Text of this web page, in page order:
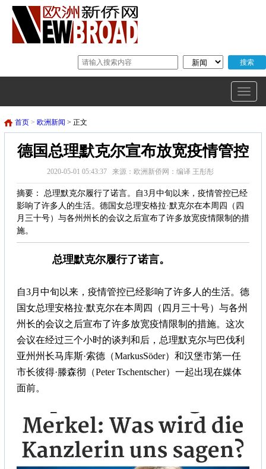
首页 > 欧洲新闻 > 正文
德国总理默克尔宣布放宽疫情管控
2020-05-01 05:43:37 来源：欧洲新侨网：编译 王彤彤
摘要： 总理默克尔履行了诺言。自3月中旬以来，疫情管控已经
影响了许多人的生活。德国女总理安格拉·默克尔在本周四（四
月三十号）与各州州长的会议之后宣布了许多放宽疫情限制的措
施。
总理默克尔履行了诺言。
自3月中旬以来，疫情管控已经影响了许多人的生活。德
国女总理安格拉·默克尔在本周四（四月三十号）与各州
州长的会议之后宣布了许多放宽疫情限制的措施。这次
会议在经过三个小时的谈判和后，总理默克尔与巴伐利
亚州州长马库斯·索德（MarkusSöder）和汉堡市第一任
市长彼得·滕森彻（Peter Tschentscher）一起出现在媒体
面前。